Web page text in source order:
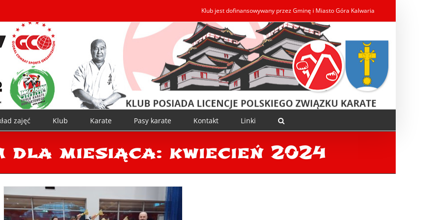
Klub jest dofinansowywany przez Gminę i Miasto Góra Kalwaria
zajęć Klub Karate Pasy karate Kontakt Linki
dla miesiąca: kwiecień 2024